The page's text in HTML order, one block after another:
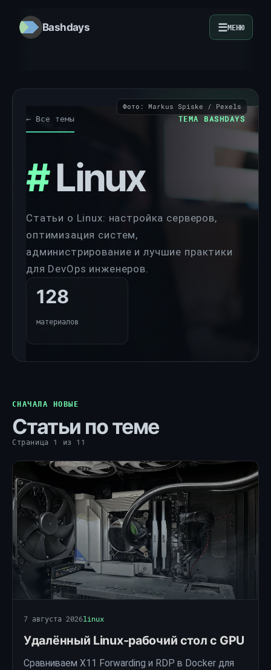
Bashdays ☰МЕНЮ
Фото: Markus Spiske / Pexels
← Все темы ТЕМА BASHDAYS
#Linux
Статьи о Linux: настройка серверов,
оптимизация систем,
администрирование и лучшие практики
для DevOps инженеров.
128
материалов
СНАЧАЛА НОВЫЕ
Статьи по теме
Страница 1 из 11
7 августа 2026linux
Удалённый Linux-рабочий стол с GPU
Сравниваем X11 Forwarding и RDP в Docker для